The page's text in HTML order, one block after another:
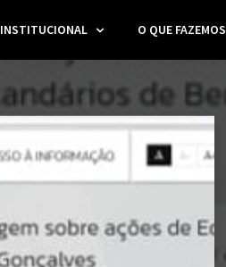
INSTITUCIONAL O QUE FAZEMOS